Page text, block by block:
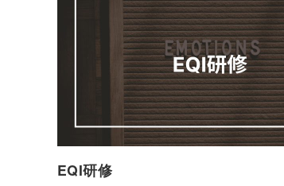
採用支援
新卒・第二新卒領域
中途領域
パート・アルバイト領域
EQI研修